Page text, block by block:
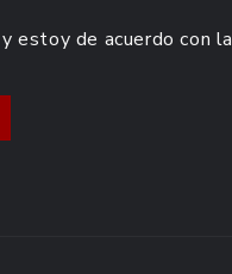
estoy de acuerdo con la